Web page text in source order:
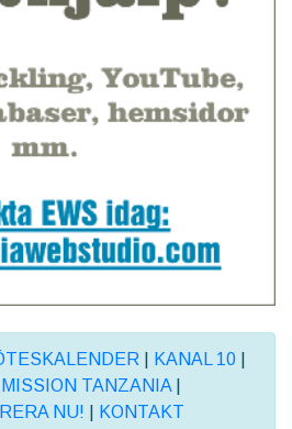
KANAL 10|
MISSION TANZANIA|
NU!
KONTAKT